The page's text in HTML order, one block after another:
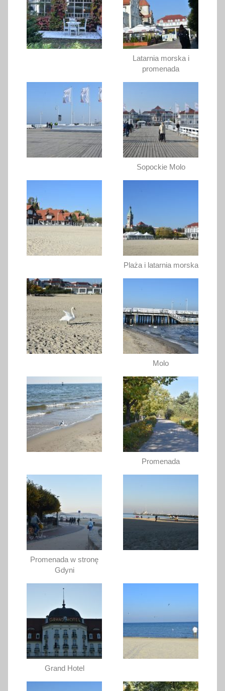
Latarnia morska i
promenada
Sopockie Molo
Plaża i latarnia morska
Molo
Promenada
Promenada w stronę
Gdyni
Grand Hotel